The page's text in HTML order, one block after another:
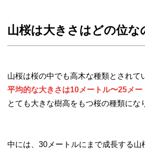
山桜は大きさはどの位な
山桜は桜の中でも高木な種類とされて
平均的な大きさは10メートル〜25メー
とても大きな樹高をもつ桜の種類にな
中には、30メートルにまで成長する山